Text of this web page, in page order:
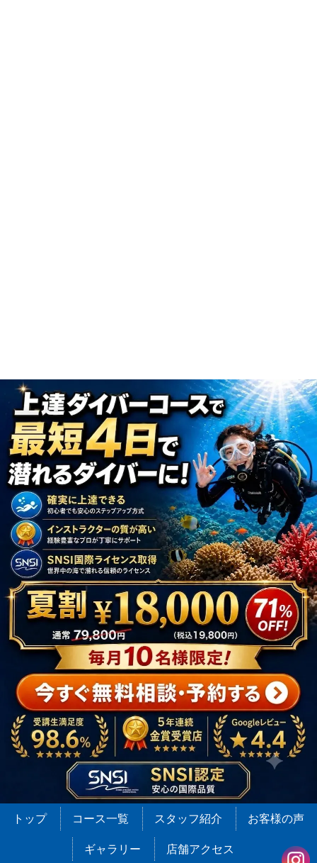
トップ コース一覧 スタッフ紹介 お客様の声
ギャラリー 店舗アクセス